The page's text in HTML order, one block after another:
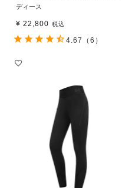
ディース
¥ 22,800 税込
4.67 （6）